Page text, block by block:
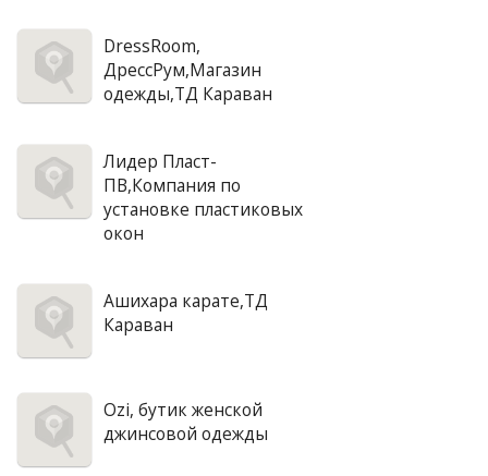
DressRoom,
ДрессРум,Магазин
одежды,ТД Караван
Лидер Пласт-
ПВ,Компания по
установке пластиковых
окон
Ашихара карате,ТД
Караван
Ozi, бутик женской
джинсовой одежды